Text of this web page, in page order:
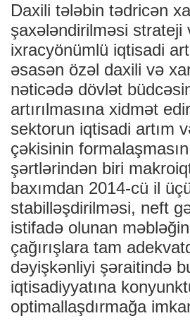
Daxili tələbin tədricən
şaxələndirilməsi
ixracyönümlü iqtisadi
əsasən özəl daxili və
nəticədə dövlət
artırılmasına xidmət
sektorun iqtisadi artım
çəkisinin
şərtlərindən biri
baxımdan 2014-cü il
stabilləşdirilməsi, neft
istifadə olunan
çağırışlara tam
dəyişkənliyi şəraitində
iqtisadiyyatına
optimallaşdırmağa